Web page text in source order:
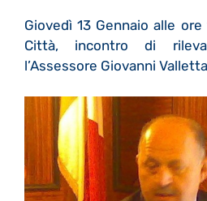
Giovedì 13 Gennaio alle
Città, incontro di
l’Assessore Giovanni